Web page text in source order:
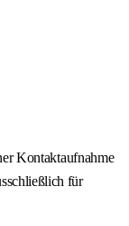
Kontaktaufnahme
für